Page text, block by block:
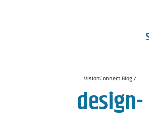
VisionConnect Blog /
design-